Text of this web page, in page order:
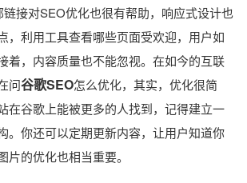
接对SEO优化也很有帮助，响应式设计也
，利用工具查看哪些页面受欢迎，用户如
着，内容质量也不能忽视。在如今的互联
问谷歌SEO怎么优化，其实，优化很简
在谷歌上能被更多的人找到，记得建立一
。你还可以定期更新内容，让用户知道你
片的优化也相当重要。